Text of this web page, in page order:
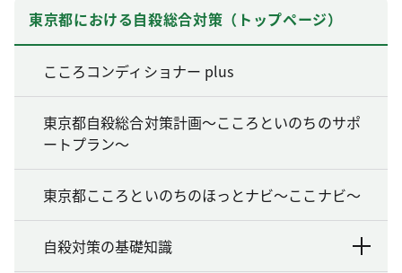
東京都における自殺総合対策（トップページ）
こころコンディショナー plus
東京都自殺総合対策計画～こころといのちのサポ
ートプラン～
東京都こころといのちのほっとナビ～ここナビ～
自殺対策の基礎知識